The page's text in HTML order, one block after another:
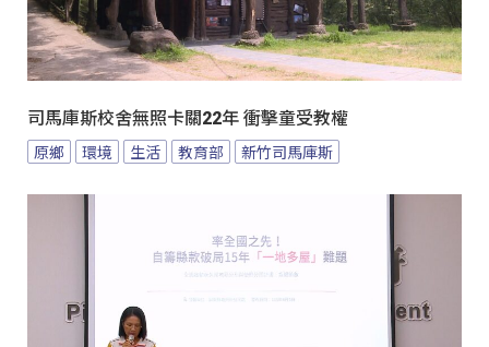
司馬庫斯校舍無照卡關22年 衝擊童受教權
原鄉 環境 生活 教育部 新竹司馬庫斯